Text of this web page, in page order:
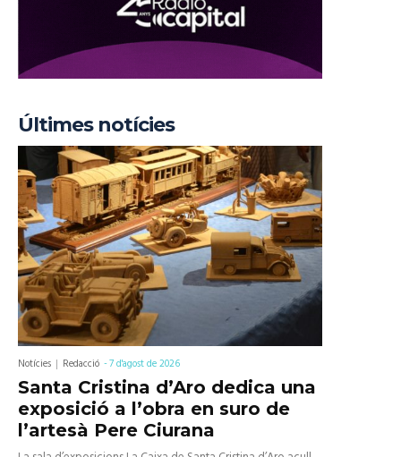
Últimes notícies
Notícies Redacció -7 d'agost de 2026
Santa Cristina d’Aro dedica una
exposició a l’obra en suro de
l’artesà Pere Ciurana